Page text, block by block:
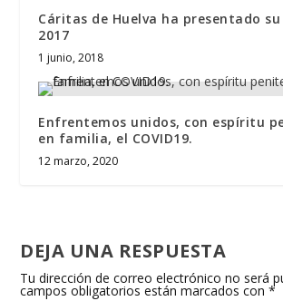
Cáritas de Huelva ha presentado
2017
1 junio, 2018
Enfrentemos unidos, con espíritu
en familia, el COVID19.
12 marzo, 2020
DEJA UNA RESPUESTA
Tu dirección de correo electrónico no será
campos obligatorios están marcados con*